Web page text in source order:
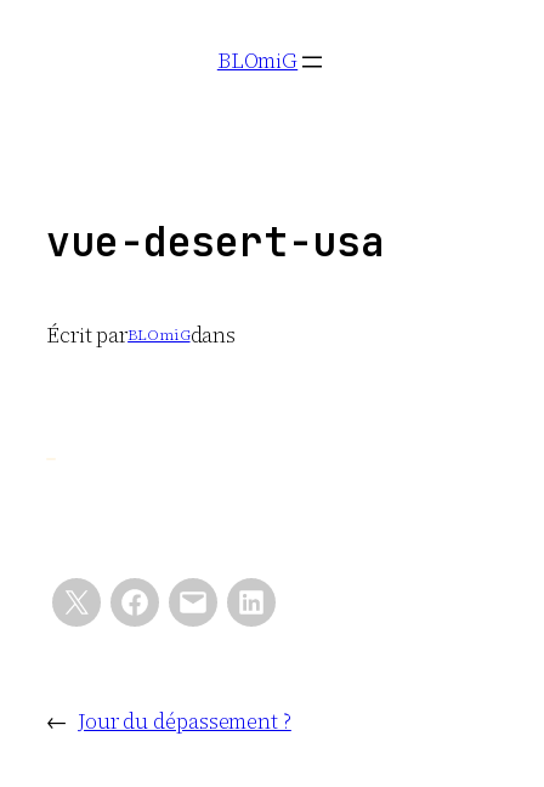
BLOmiG
vue-desert-usa
Écrit parBLOmiGdans
← Jour du dépassement ?